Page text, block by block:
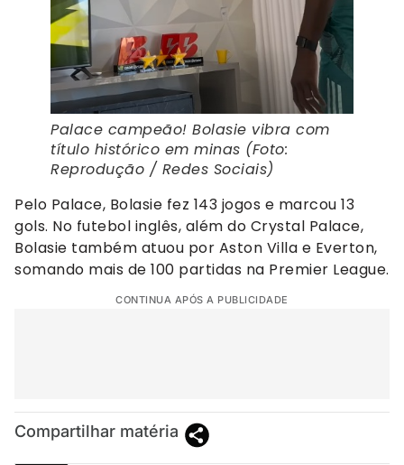
Palace campeão! Bolasie vibra com
título histórico em minas (Foto:
Reprodução / Redes Sociais)
Pelo Palace, Bolasie fez 143 jogos e marcou 13
gols. No futebol inglês, além do Crystal Palace,
Bolasie também atuou por Aston Villa e Everton,
somando mais de 100 partidas na Premier League.
CONTINUA APÓS A PUBLICIDADE
Compartilhar matéria